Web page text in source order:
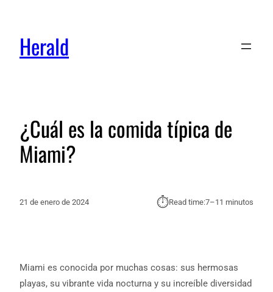
Herald
¿Cuál es la comida típica de
Miami?
21 de enero de 2024 ⏱︎Read time:7–11 minutos
Miami es conocida por muchas cosas: sus hermosas
playas, su vibrante vida nocturna y su increíble diversidad